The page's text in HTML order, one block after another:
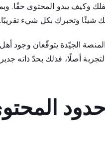
وكيف يبدو المحتوى حقًا.
شيئًا وتخبرك بكل شيء
الجيّدة يتوقّعان وجود
أصلًا، فذلك بحدّ ذاته